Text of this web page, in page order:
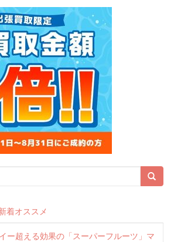
着オススメ
ー超える効果の「スーパーフルーツ」マ